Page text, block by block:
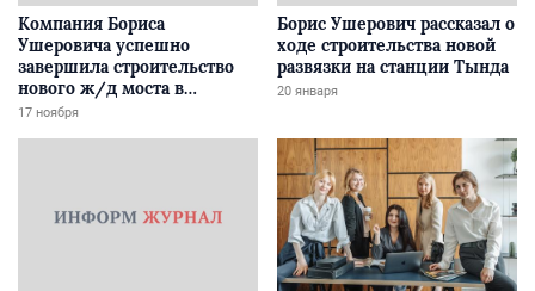
Компания Бориса
Ушеровича успешно
завершила строительство
нового ж/д моста в
Забайкалье
17 ноября
Борис Ушерович рассказал о
ходе строительства новой
развязки на станции Тында
20 января